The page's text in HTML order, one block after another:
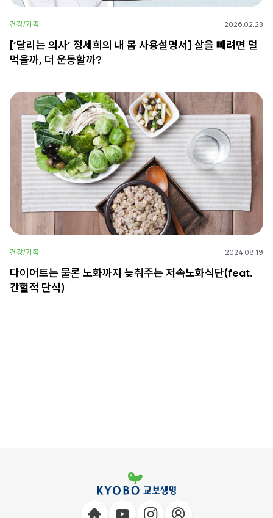
건강/가족 2026.02.23
[‘달리는 의사’ 정세희의 내 몸 사용설명서] 살을 빼려면 덜
먹을까, 더 운동할까?
건강/가족 2024.08.19
다이어트는 물론 노화까지 늦춰주는 저속노화식단(feat.
간헐적 단식)